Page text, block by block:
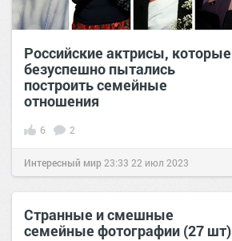
Российские актрисы, которые
безуспешно пытались
построить семейные
отношения
6 2
Интересный мир 23:33 22 июл 2023
Странные и смешные
семейные фотографии (27 шт)